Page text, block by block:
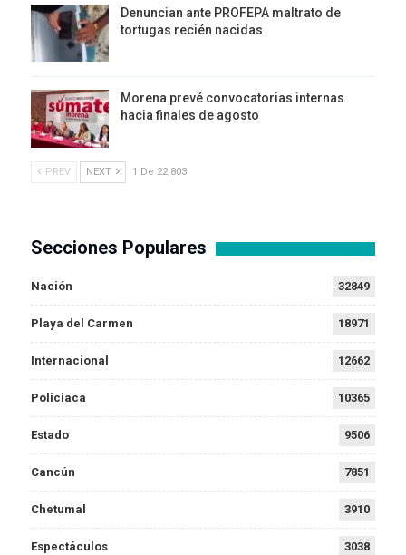
Denuncian ante PROFEPA maltrato de
tortugas recién nacidas
Morena prevé convocatorias internas
hacia finales de agosto
PREV NEXT 1 De 22,803
Secciones Populares
Nación 32849
Playa del Carmen 18971
Internacional 12662
Policiaca 10365
Estado 9506
Cancún 7851
Chetumal 3910
Espectáculos 3038